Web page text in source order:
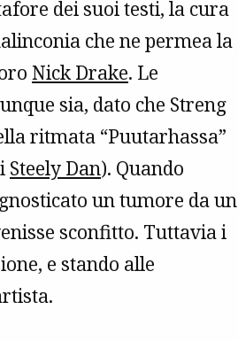
dei suoi testi, la cura
che ne permea la
Nick Drake. Le
sia, dato che Streng
ritmata “Puutarhassa”
Steely Dan). Quando
un tumore da un
sconfitto. Tuttavia i
e stando alle